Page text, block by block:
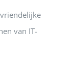
van IT-